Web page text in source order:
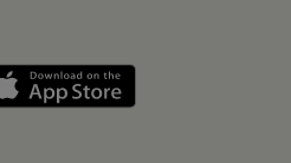
a LinkedInen
Szerezd meg: Google